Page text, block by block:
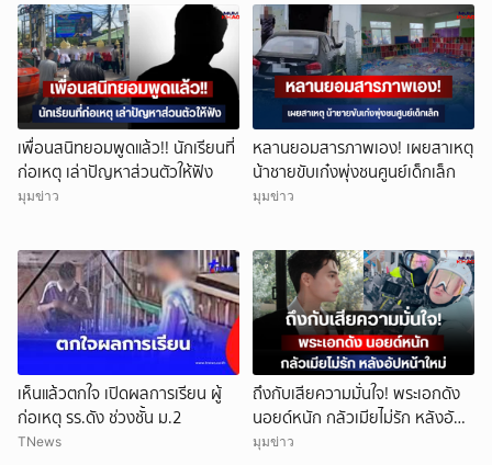
เพื่อนสนิทยอมพูดแล้ว!! นักเรียนที่
ก่อเหตุ เล่าปัญหาส่วนตัวให้ฟัง
มุมข่าว
หลานยอมสารภาพเอง! เผยสาเหตุ
น้าชายขับเก๋งพุ่งชนศูนย์เด็กเล็ก
มุมข่าว
เห็นแล้วตกใจ เปิดผลการเรียน ผู้
ก่อเหตุ รร.ดัง ช่วงชั้น ม.2
TNews
ถึงกับเสียความมั่นใจ! พระเอกดัง
นอยด์หนัก กลัวเมียไม่รัก หลังอัป
หน้าใหม่
มุมข่าว